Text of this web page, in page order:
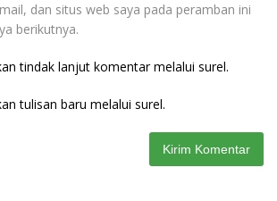
dan situs web saya pada peramban ini
berikutnya.
tindak lanjut komentar melalui surel.
tulisan baru melalui surel.